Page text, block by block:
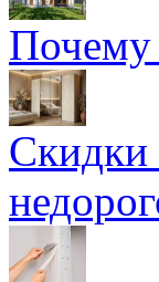
Почему
Скидки